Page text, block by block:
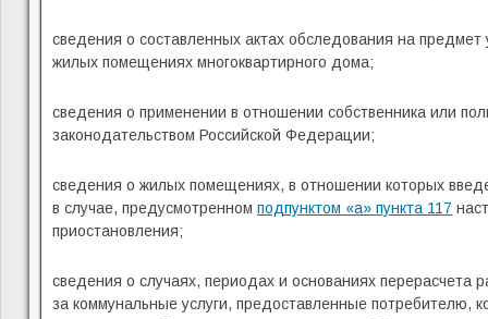
сведения о составленных актах обследования на
жилых помещениях многоквартирного дома;
сведения о применении в отношении собственника или
законодательством Российской Федерации;
сведения о жилых помещениях, в отношении которых
в случае, предусмотренном подпунктом «а» пункта 117
приостановления;
сведения о случаях, периодах и основаниях перерасчета
за коммунальные услуги, предоставленные потребителю,